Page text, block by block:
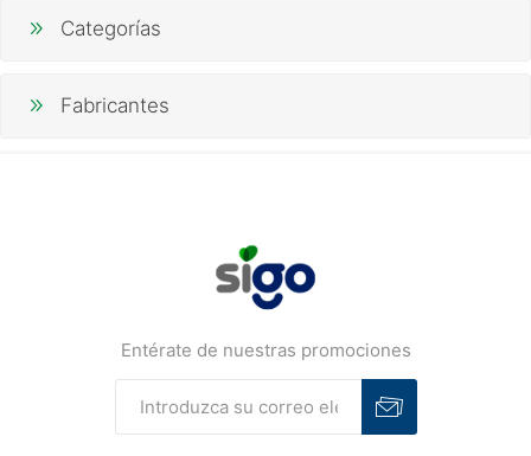
Categorías
Fabricantes
Entérate de nuestras promociones